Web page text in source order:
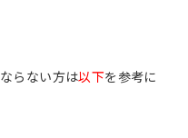
らない方は以下を参考に